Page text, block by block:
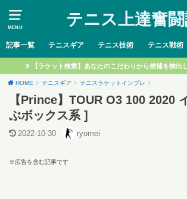
MENU テニス上達奮
記事一覧 テニスギア テニス技術 テニス戦術
【ラケット検索】あなたのこだわりから候補を抽出
HOME テニスギア テニスラケットインプレ
【Prince】TOUR O3 100 2020
ぶボックス系 ]
2022-10-30 ryomei
※広告を含む記事です